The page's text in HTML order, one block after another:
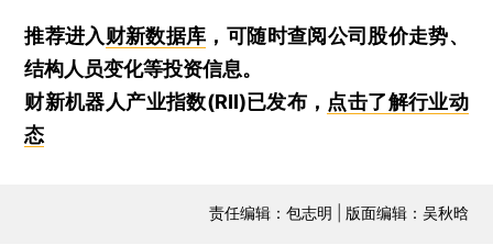
推荐进入财新数据库 ，可随时查阅公司股价走势、
结构人员变化等投资信息。
财新机器人产业指数(RII)已发布， 点击了解行业动
态
责任编辑：包志明 | 版面编辑：吴秋晗